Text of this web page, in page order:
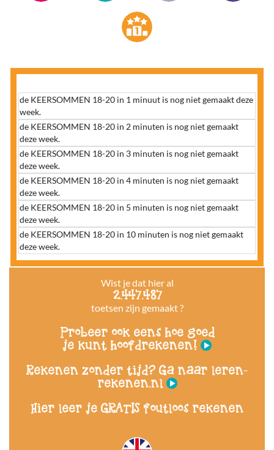
Wist je dat hier al
2.447.487
toetsen zijn gemaakt ?
Probeer ook eens hoe goed
je kunt hoofdrekenen!
Rekenen zonder tijd? Ga naar leren-
rekenen.nl
Hier leer je GRATIS foutloos rekenen
de KEERSOMMEN 18-20 in 1 minuut is nog niet gemaakt deze
week.
de KEERSOMMEN 18-20 in 2 minuten is nog niet gemaakt
deze week.
de KEERSOMMEN 18-20 in 3 minuten is nog niet gemaakt
deze week.
de KEERSOMMEN 18-20 in 4 minuten is nog niet gemaakt
deze week.
de KEERSOMMEN 18-20 in 5 minuten is nog niet gemaakt
deze week.
de KEERSOMMEN 18-20 in 10 minuten is nog niet gemaakt
deze week.